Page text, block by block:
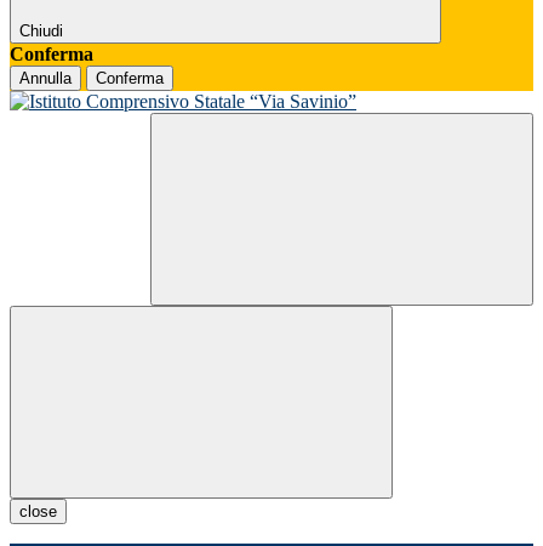
Chiudi
Conferma
Annulla Conferma
close